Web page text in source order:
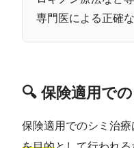
専門医による正確
🔍 保険適用で
保険適用でのシミ治療